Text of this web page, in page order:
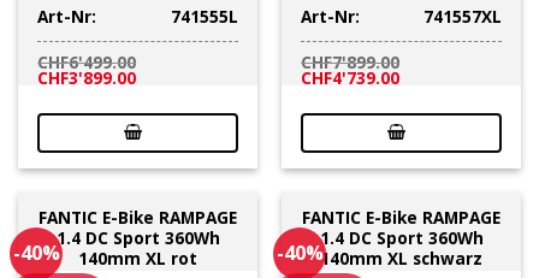
Art-Nr:
741555L
CHF6'499.00
Ursprünglicher
Preis
war:
CHF6'499.00
CHF3'899.00Aktueller
ist:
CHF3'899.00.
Art-Nr:
741557XL
CHF7'899.00
Ursprünglicher
Preis
war:
CHF7'899.00
CHF4'739.00Aktueller
ist:
CHF4'739.00.
-40%
FANTIC E-Bike RAMPAGE
1.4 DC Sport 360Wh
140mm XL rot
-40%
FANTIC E-Bike RAMPAGE
1.4 DC Sport 360Wh
140mm XL schwarz